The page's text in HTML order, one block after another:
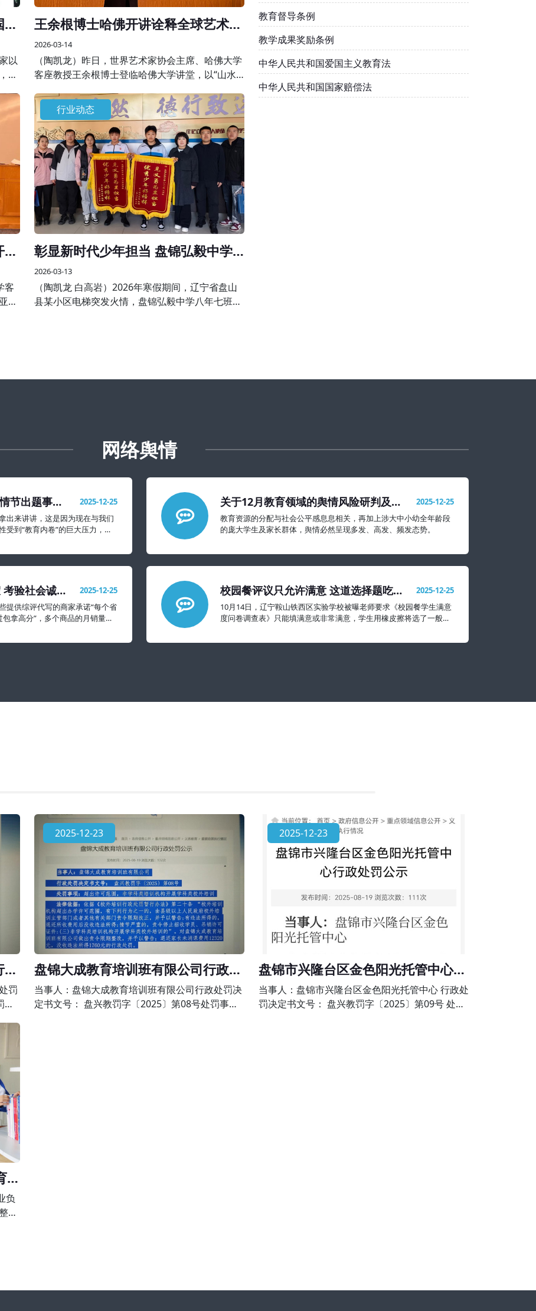
以
共
精
王余根博士哈佛开讲诠释全球艺术美
学
2026-03-14
（陶凯龙）昨日，世界艺术家协会主席、哈佛大学
客座教授王余根博士登临哈佛大学讲堂，以“山水
年艺术积淀与世界大同、世界和平的美学思想融于
一堂，为全球学界、艺术界同仁呈现了一场跨越边
界的艺术盛宴。
客
大
行业动态
彰显新时代少年担当 盘锦弘毅中学
学子见义勇为受表彰
2026-03-13
（陶凯龙 白高岩）2026年寒假期间，辽宁省盘山
县某小区电梯突发火情，盘锦弘毅中学八年七班王
教育督导条例
教学成果奖励条例
中华人民共和国爱国主义教育法
中华人民共和国国家赔偿法
网络舆情
节出题事件
2025-12-25
出来讲讲，这是因为现在与我们
到“教育内卷”的巨大压力，抑
关于12月教育领域的舆情风险研判及处
置建议
2025-12-25
教育资源的分配与社会公平感息息相关，再加上涉大中小幼全年龄段
的庞大学生及家长群体，舆情必然呈现多发、高发、频发态势。
验社会诚信
2025-12-25
提供综评代写的商家承诺“每个省
拿高分”，多个商品的月销量达
校园餐评议只允许满意 这道选择题吃相
太难看
2025-12-25
10月14日，辽宁鞍山铁西区实验学校被曝老师要求《校园餐学生满意
度问卷调查表》只能填满意或非常满意，学生用橡皮擦将选了一般和
罚
事
并
法
2025-12-23
盘锦大成教育培训班有限公司行政处
罚公示
当事人：盘锦大成教育培训班有限公司行政处罚决
定书文号： 盘兴教罚字〔2025〕第08号处罚事
2025-12-23
盘锦市兴隆台区金色阳光托管中心行
政处罚公示
当事人：盘锦市兴隆台区金色阳光托管中心 行政处
罚决定书文号： 盘兴教罚字〔2025〕第09号 处罚
局
负
治